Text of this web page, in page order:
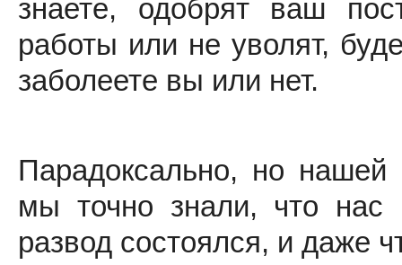
знаете, одобрят ваш
работы или не уволят,
заболеете вы или нет.
Парадоксально, но
мы точно знали, что нас
развод состоялся, и даже